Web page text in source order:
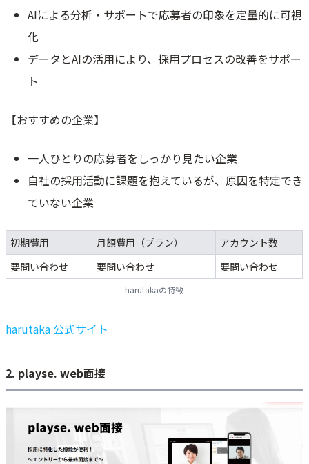
AIによる分析・サポートで応募者の印象を定量的に可視
化
データとAIの活用により、採用プロセスの改善をサポー
ト
【おすすめの企業】
一人ひとりの応募者をしっかり見たい企業
自社の採用活動に課題を抱えているが、原因を特定でき
ていない企業
初期費用 月額費用（プラン）
アカウント数
要問い合わせ
要問い合わせ 要問い合わせ
harutakaの特徴
harutaka 公式サイト
2. playse. web面接